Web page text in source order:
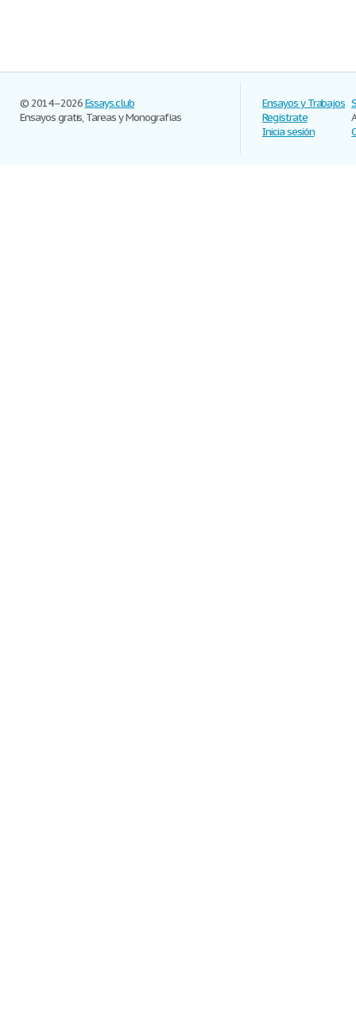
© 2014–2026Essays.club
Ensayos gratis, Tareas y Monografías
Ensayos y Trabajos
Regístrate
Inicia sesión